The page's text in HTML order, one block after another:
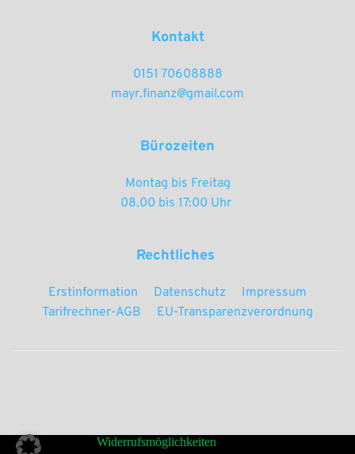
Kontakt
0151 70608888
mayr.finanz@gmail.com
Bürozeiten
Montag bis Freitag
08.00 bis 17:00 Uhr
Rechtliches
Erstinformation Datenschutz
Impressum
Tarifrechner-AGB
EU-Transparenzverordnung
Widerrufsmöglichkeiten